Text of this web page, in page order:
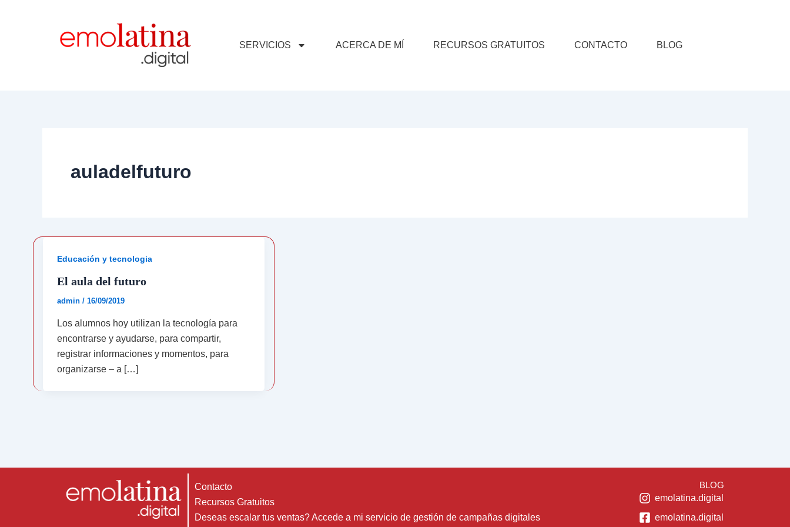
SERVICIOS ACERCA DE MÍ RECURSOS GRATUITOS CONTACTO BLOG
auladelfuturo
Educación y tecnologia
El aula del futuro
admin / 16/09/2019
Los alumnos hoy utilizan la tecnología para
encontrarse y ayudarse, para compartir,
registrar informaciones y momentos, para
organizarse – a […]
Contacto
Recursos Gratuitos
Deseas escalar tus ventas? Accede a mi servicio de gestión de campañas digitales
BLOG
emolatina.digital
emolatina.digital